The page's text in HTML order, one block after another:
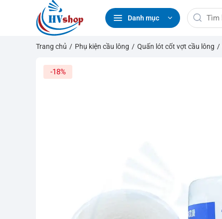
Danh mục
Tìm
kiếm:
Trang chủ / Phụ kiện cầu lông / Quấn lót cốt vợt cầu lông /
-18%